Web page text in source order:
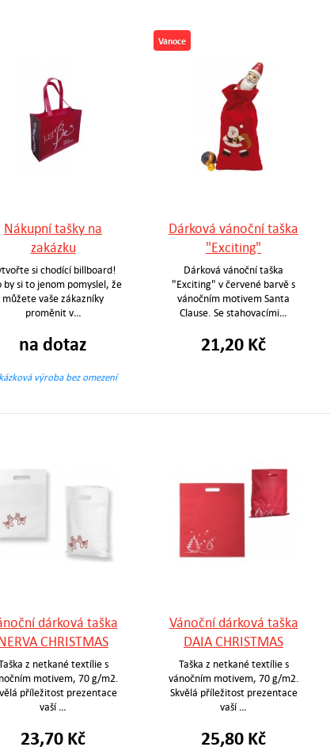
Nákupní tašky na
zakázku
si chodící billboard!
by si to jenom pomyslel, že
můžete vaše zákazníky
proměnit v…
na dotaz
výroba bez omezení
Vánoce
Dárková vánoční taška
"Exciting"
Dárková vánoční taška
"Exciting" v červené barvě s
vánočním motivem Santa
Clause. Se stahovacími…
21,20 Kč
dárková taška
CHRISTMAS
z netkané textílie s
motivem, 70 g/m2.
příležitost prezentace
vaší …
23,70 Kč
Vánoční dárková taška
DAIA CHRISTMAS
Taška z netkané textílie s
vánočním motivem, 70 g/m2.
Skvělá příležitost prezentace
vaší …
25,80 Kč